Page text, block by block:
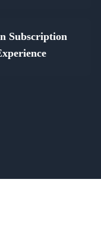
Subscription